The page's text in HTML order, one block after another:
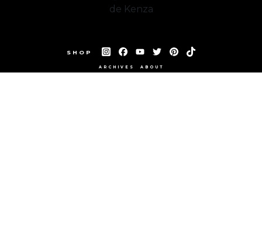
SHOP
ARCHIVES ABOUT